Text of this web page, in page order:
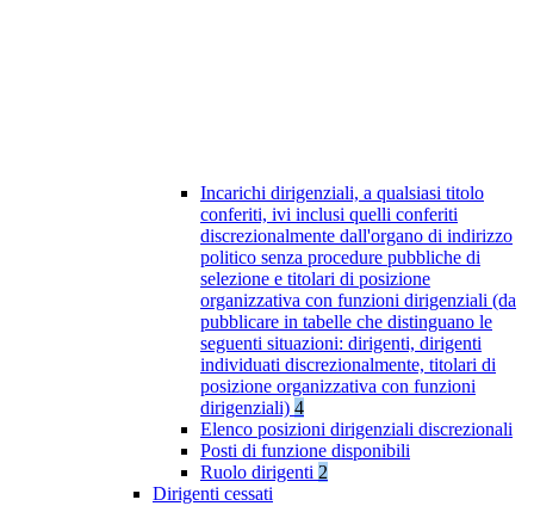
Incarichi dirigenziali, a qualsiasi titolo
conferiti, ivi inclusi quelli conferiti
discrezionalmente dall'organo di indirizzo
politico senza procedure pubbliche di
selezione e titolari di posizione
organizzativa con funzioni dirigenziali (da
pubblicare in tabelle che distinguano le
seguenti situazioni: dirigenti, dirigenti
individuati discrezionalmente, titolari di
posizione organizzativa con funzioni
dirigenziali) 4
Elenco posizioni dirigenziali discrezionali
Posti di funzione disponibili
Ruolo dirigenti 2
Dirigenti cessati